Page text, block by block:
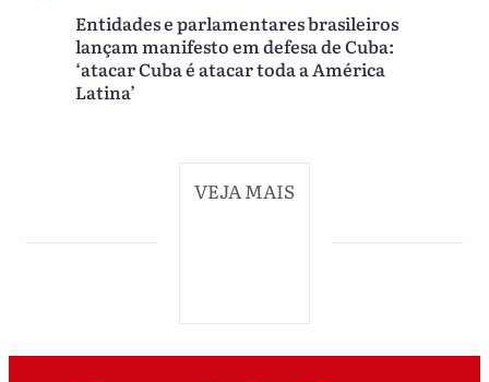
Entidades e parlamentares brasileiros
lançam manifesto em defesa de Cuba:
‘atacar Cuba é atacar toda a América
Latina’
VEJA MAIS